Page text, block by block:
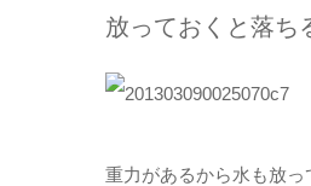
放っておくと落ち
重力があるから水も放っ